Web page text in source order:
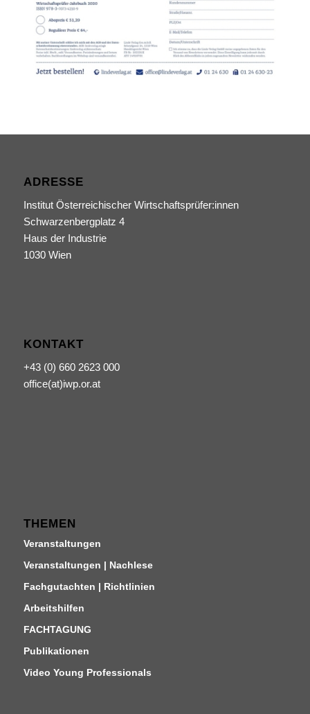
ADRESSE
Institut Österreichischer Wirtschaftsprüfer:innen
Schwarzenbergplatz 4
Haus der Industrie
1030 Wien
KONTAKT
+43 (0) 660 2623 000
office(at)iwp.or.at
THEMEN
Veranstaltungen
Veranstaltungen | Nachlese
Fachgutachten | Richtlinien
Arbeitshilfen
FACHTAGUNG
Publikationen
Video Young Professionals